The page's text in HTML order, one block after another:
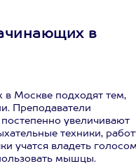
в
Москве подходят тем,
Преподаватели
увеличивают
техники,
учатся владеть
мышцы.